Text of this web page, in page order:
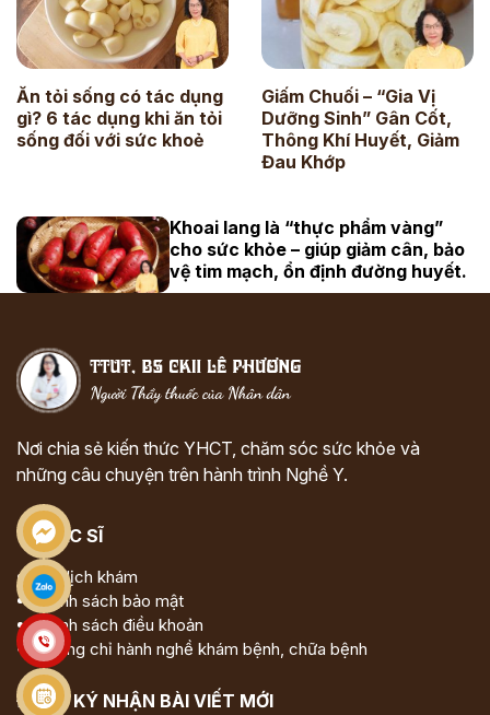
Ăn tỏi sống có tác dụng
gì? 6 tác dụng khi ăn tỏi
sống đối với sức khoẻ
Giấm Chuối – “Gia Vị
Dưỡng Sinh” Gân Cốt,
Thông Khí Huyết, Giảm
Đau Khớp
Khoai lang là “thực phẩm vàng”
cho sức khỏe – giúp giảm cân, bảo
vệ tim mạch, ổn định đường huyết.
Nơi chia sẻ kiến thức YHCT, chăm sóc sức khỏe và
những câu chuyện trên hành trình Nghề Y.
VỀ BÁC SĨ
Đặt lịch khám
Chính sách bảo mật
Chính sách điều khoản
Chứng chỉ hành nghề khám bệnh, chữa bệnh
ĐĂNG KÝ NHẬN BÀI VIẾT MỚI